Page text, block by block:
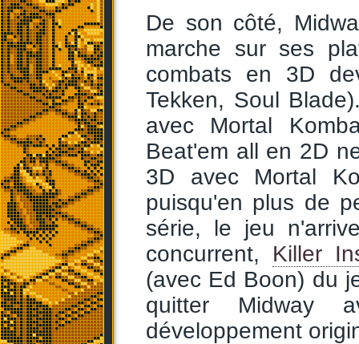
De son côté,
marche sur ses
combats en 3D
Tekken, Soul
avec Mortal
Beat'em all en 2D
3D avec Mortal
puisqu'en plus de
série, le jeu
concurrent, Killer
(avec Ed Boon) du
quitter Midway
développement